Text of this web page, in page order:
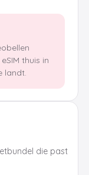
thuis in
landt.
die past